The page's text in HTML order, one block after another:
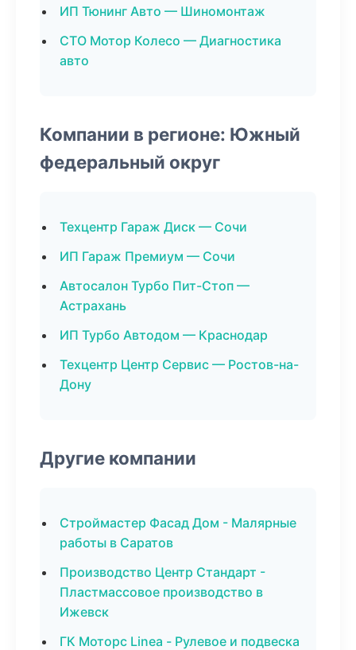
ИП Тюнинг Авто — Шиномонтаж
СТО Мотор Колесо — Диагностика
авто
Компании в регионе: Южный
федеральный округ
Техцентр Гараж Диск — Сочи
ИП Гараж Премиум — Сочи
Автосалон Турбо Пит-Стоп —
Астрахань
ИП Турбо Автодом — Краснодар
Техцентр Центр Сервис — Ростов-на-
Дону
Другие компании
Строймастер Фасад Дом - Малярные
работы в Саратов
Производство Центр Стандарт -
Пластмассовое производство в
Ижевск
ГК Моторс Linea - Рулевое и подвеска